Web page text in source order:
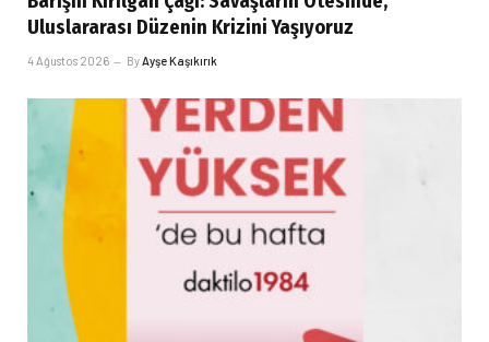
Uluslararası Düzenin Krizini Yaşıyoruz
4 Ağustos 2026 ByAyşe Kaşıkırık